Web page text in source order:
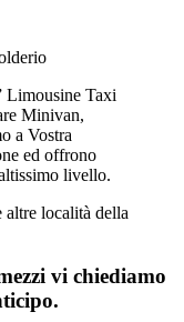
Limousine Taxi
Minivan,
a Vostra
ed offrono
livello.
località della
vi chiediamo